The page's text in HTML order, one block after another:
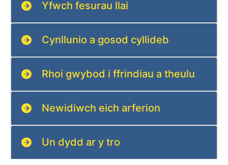
Yfwch fesurau llai
Cynllunio a gosod cyllideb
Rhoi gwybod i ffrindiau a theulu
Newidiwch eich arferion
Un dydd ar y tro